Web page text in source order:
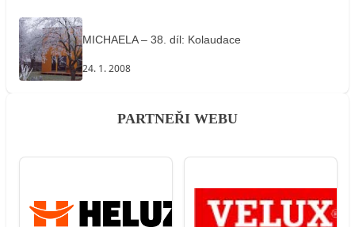
MICHAELA – 38. díl: Kolaudace
24. 1. 2008
PARTNEŘI WEBU